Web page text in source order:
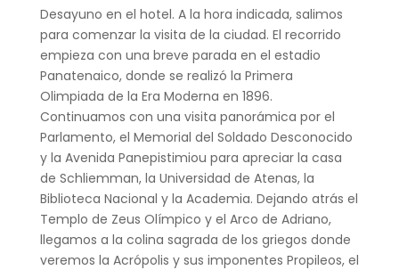
Desayuno en el hotel. A la hora indicada, salimos
para comenzar la visita de la ciudad. El recorrido
empieza con una breve parada en el estadio
Panatenaico, donde se realizó la Primera
Olimpiada de la Era Moderna en 1896.
Continuamos con una visita panorámica por el
Parlamento, el Memorial del Soldado Desconocido
y la Avenida Panepistimiou para apreciar la casa
de Schliemman, la Universidad de Atenas, la
Biblioteca Nacional y la Academia. Dejando atrás el
Templo de Zeus Olímpico y el Arco de Adriano,
llegamos a la colina sagrada de los griegos donde
veremos la Acrópolis y sus imponentes Propileos, el